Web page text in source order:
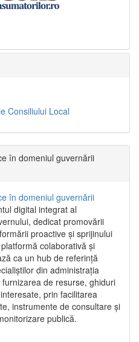
Consiliului Local
în domeniul guvernării
în domeniul guvernării
digital integrat al
dedicat promovării
proactive și sprijinului
colaborativă și
ca un hub de referință
din administrația
de resurse, ghiduri
prin facilitarea
instrumente de consultare și
publică.